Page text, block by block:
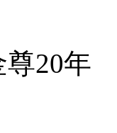
20年